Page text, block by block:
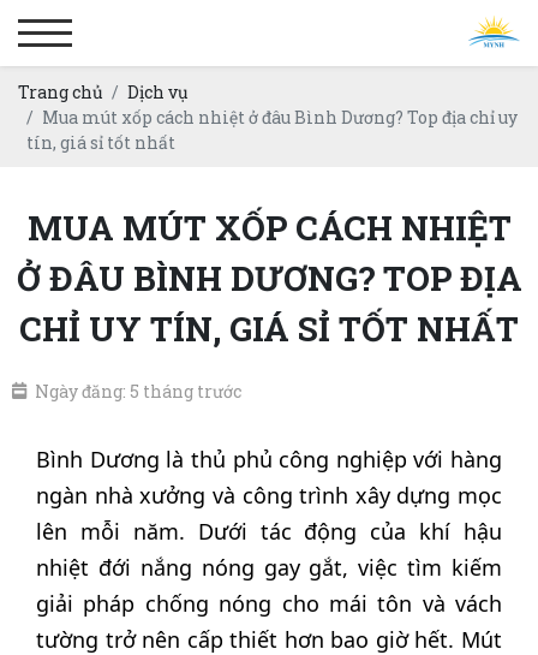
Trang chủ
Dịch vụ
Mua mút xốp cách nhiệt ở đâu Bình Dương? Top địa chỉ uy
tín, giá sỉ tốt nhất
MUA MÚT XỐP CÁCH NHIỆT
Ở ĐÂU BÌNH DƯƠNG? TOP ĐỊA
CHỈ UY TÍN, GIÁ SỈ TỐT NHẤT
Ngày đăng: 5 tháng trước
Bình Dương là thủ phủ công nghiệp với hàng
ngàn nhà xưởng và công trình xây dựng mọc
lên mỗi năm. Dưới tác động của khí hậu
nhiệt đới nắng nóng gay gắt, việc tìm kiếm
giải pháp chống nóng cho mái tôn và vách
tường trở nên cấp thiết hơn bao giờ hết. Mút